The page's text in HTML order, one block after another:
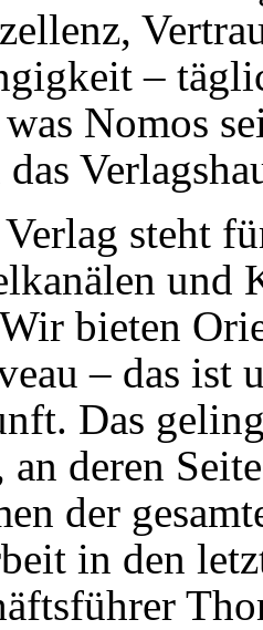
–
Nomos
das
steht
und
bieten
– das ist
Das
deren
der
in den